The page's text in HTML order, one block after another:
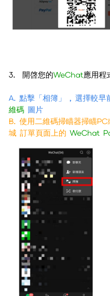
3. 開啓您的WeChat應用程
A. 點擊「相簿」 , 選擇較
維碼 圖片
B. 使用二維碼掃瞄器掃瞄PC
城 訂單頁面上的WeChat